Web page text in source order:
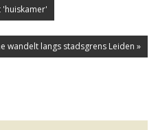
'huiskamer'
wandelt langs stadsgrens Leiden »